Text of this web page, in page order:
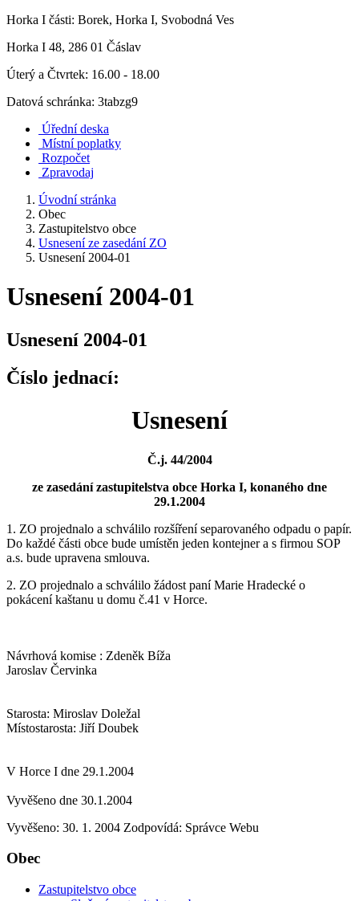
Horka I části: Borek, Horka I, Svobodná Ves
Horka I 48, 286 01 Čáslav
Úterý a Čtvrtek: 16.00 - 18.00
Datová schránka: 3tabzg9
Úřední deska
Místní poplatky
Rozpočet
Zpravodaj
Úvodní stránka
Obec
Zastupitelstvo obce
Usnesení ze zasedání ZO
Usnesení 2004-01
Usnesení 2004-01
Usnesení 2004-01
Číslo jednací:
Usnesení
Č.j. 44/2004
ze zasedání zastupitelstva obce Horka I, konaného dne
29.1.2004
1. ZO projednalo a schválilo rozšíření separovaného odpadu o papír.
Do každé části obce bude umístěn jeden kontejner a s firmou SOP
a.s. bude upravena smlouva.
2. ZO projednalo a schválilo žádost paní Marie Hradecké o
pokácení kaštanu u domu č.41 v Horce.
Návrhová komise : Zdeněk Bíža
Jaroslav Červinka
Starosta: Miroslav Doležal
Místostarosta: Jiří Doubek
V Horce I dne 29.1.2004
Vyvěšeno dne 30.1.2004
Vyvěšeno: 30. 1. 2004 Zodpovídá: Správce Webu
Obec
Zastupitelstvo obce